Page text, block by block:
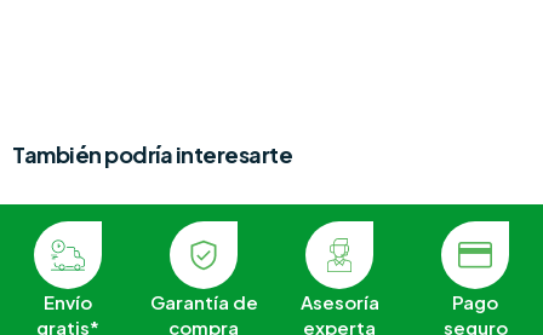
También podría interesarte
Envío
gratis*
Garantía de
compra
Asesoría
experta
Pago
seguro